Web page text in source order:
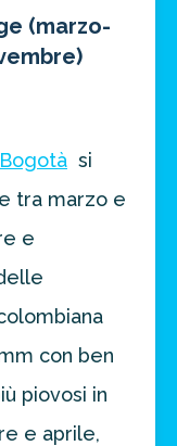
(marzo-
Bogotà si
tra marzo e
e
con ben
piovosi in
e aprile,